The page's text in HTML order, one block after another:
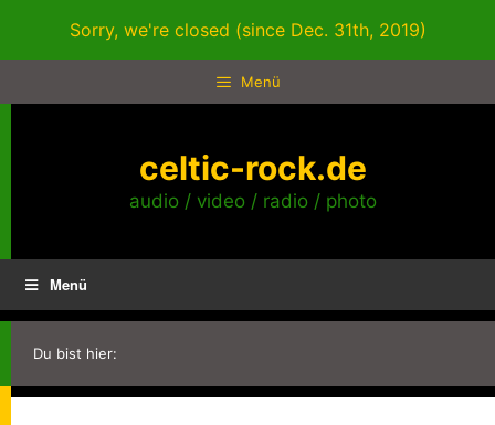
Sorry, we're closed (since Dec. 31th, 2019)
Menü
celtic-rock.de
audio / video / radio / photo
Menü
Du bist hier: